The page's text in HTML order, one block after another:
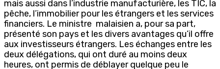
mais aussi dans l’industrie manufacturière, les TIC, la
pêche, l’immobilier pour les étrangers et les services
financiers. Le ministre malaisien a, pour sa part,
présenté son pays et les divers avantages qu’il offre
aux investisseurs étrangers. Les échanges entre les
deux délégations, qui ont duré au moins deux
heures, ont permis de déblayer quelque peu le